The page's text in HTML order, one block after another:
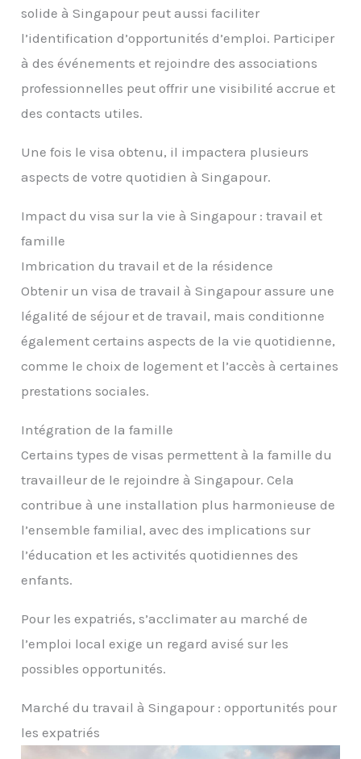
solide à Singapour peut aussi faciliter
l’identification d’opportunités d’emploi. Participer
à des événements et rejoindre des associations
professionnelles peut offrir une visibilité accrue et
des contacts utiles.
Une fois le visa obtenu, il impactera plusieurs
aspects de votre quotidien à Singapour.
Impact du visa sur la vie à Singapour : travail et
famille
Imbrication du travail et de la résidence
Obtenir un visa de travail à Singapour assure une
légalité de séjour et de travail, mais conditionne
également certains aspects de la vie quotidienne,
comme le choix de logement et l’accès à certaines
prestations sociales.
Intégration de la famille
Certains types de visas permettent à la famille du
travailleur de le rejoindre à Singapour. Cela
contribue à une installation plus harmonieuse de
l’ensemble familial, avec des implications sur
l’éducation et les activités quotidiennes des
enfants.
Pour les expatriés, s’acclimater au marché de
l’emploi local exige un regard avisé sur les
possibles opportunités.
Marché du travail à Singapour : opportunités pour
les expatriés